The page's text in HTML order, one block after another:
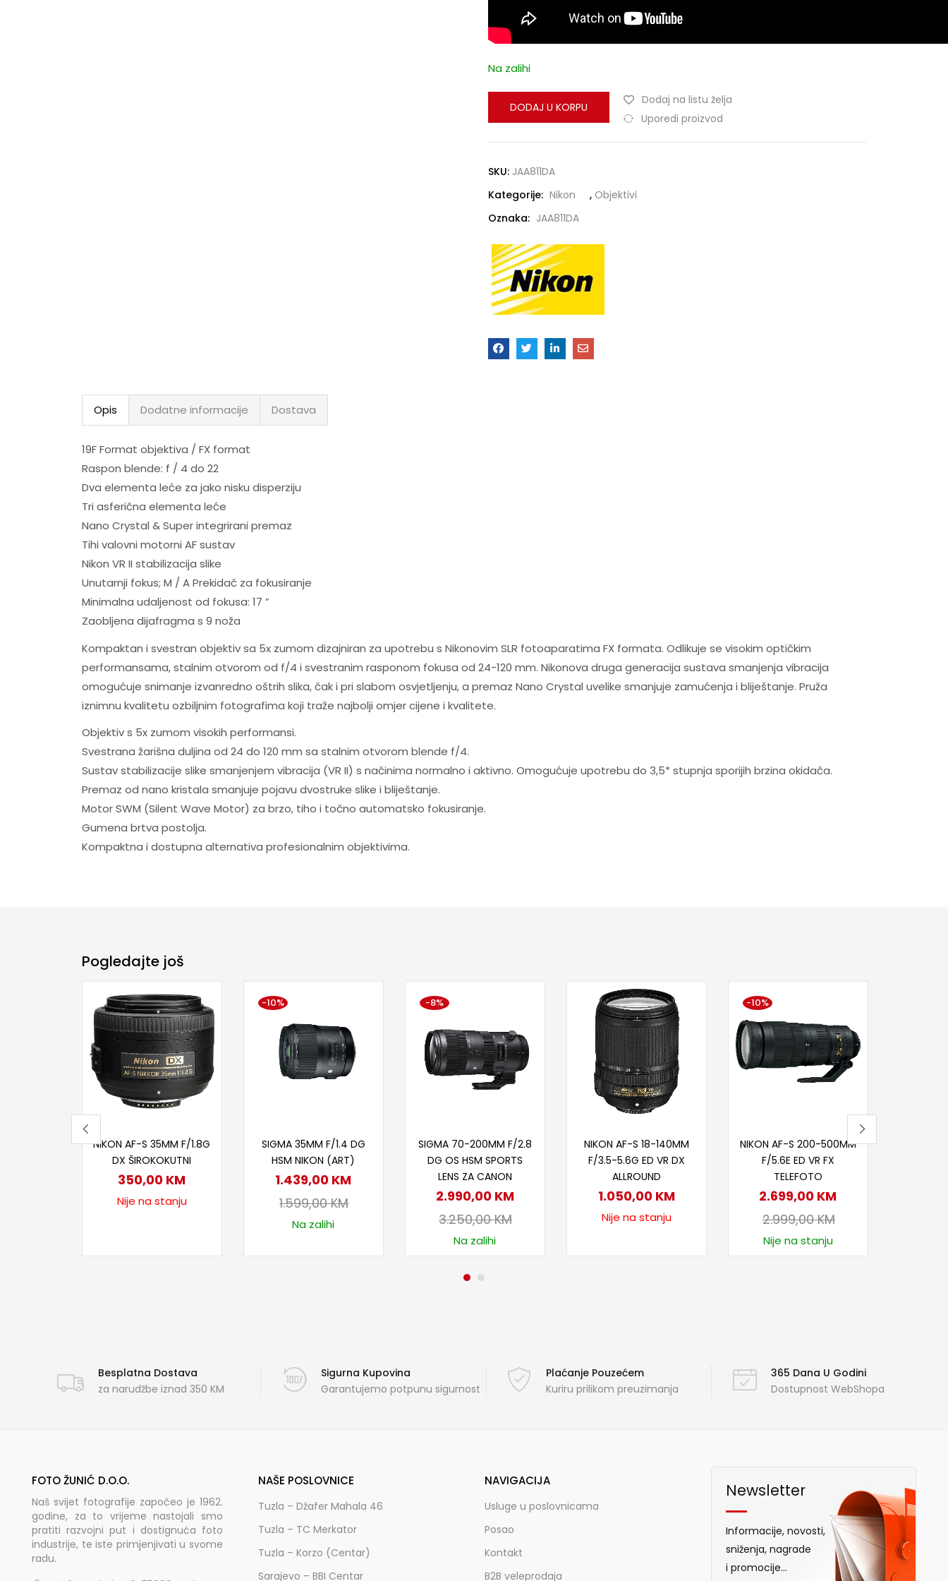
Na zalihi
DODAJ U KORPU
Dodaj na listu želja
Uporedi proizvod
SKU: JAA811DA
Kategorije: Nikon , Objektivi
Oznaka: JAA811DA
Opis Dodatne informacije Dostava
19F Format objektiva / FX format
Raspon blende: f / 4 do 22
Dva elementa leće za jako nisku disperziju
Tri asferična elementa leće
Nano Crystal & Super integrirani premaz
Tihi valovni motorni AF sustav
Nikon VR II stabilizacija slike
Unutarnji fokus; M / A Prekidač za fokusiranje
Minimalna udaljenost od fokusa: 17 ”
Zaobljena dijafragma s 9 noža
Kompaktan i svestran objektiv sa 5x zumom dizajniran za upotrebu s Nikonovim SLR fotoaparatima FX formata. Odlikuje se visokim optičkim
performansama, stalnim otvorom od f/4 i svestranim rasponom fokusa od 24-120 mm. Nikonova druga generacija sustava smanjenja vibracija
omogućuje snimanje izvanredno oštrih slika, čak i pri slabom osvjetljenju, a premaz Nano Crystal uvelike smanjuje zamućenja i bliještanje. Pruža
iznimnu kvalitetu ozbiljnim fotografima koji traže najbolji omjer cijene i kvalitete.
Objektiv s 5x zumom visokih performansi.
Svestrana žarišna duljina od 24 do 120 mm sa stalnim otvorom blende f/4.
Sustav stabilizacije slike smanjenjem vibracija (VR II) s načinima normalno i aktivno. Omogućuje upotrebu do 3,5* stupnja sporijih brzina okidača.
Premaz od nano kristala smanjuje pojavu dvostruke slike i bliještanje.
Motor SWM (Silent Wave Motor) za brzo, tiho i točno automatsko fokusiranje.
Gumena brtva postolja.
Kompaktna i dostupna alternativa profesionalnim objektivima.
Pogledajte još
NIKON AF-S 35MM F/1.8G
DX ŠIROKOKUTNI
350,00 KM
Nije na stanju
SIGMA 35MM F/1.4 DG
HSM NIKON (ART)
1.439,00 KM
1.599,00KM
-10%
Na zalihi
SIGMA 70-200MM F/2.8
DG OS HSM SPORTS
LENS ZA CANON
2.990,00 KM
3.250,00KM
-8%
Na zalihi
NIKON AF-S 18-140MM
F/3.5-5.6G ED VR DX
ALLROUND
1.050,00 KM
Nije na stanju
NIKON AF-S 200-500MM
F/5.6E ED VR FX
TELEFOTO
2.699,00 KM
2.999,00KM
-10%
Nije na stanju
Besplatna Dostava
za narudžbe iznad 350 KM
Sigurna Kupovina
Garantujemo potpunu sigurnost
Plaćanje Pouzećem
Kuriru prilikom preuzimanja
365 Dana U Godini
Dostupnost WebShopa
FOTO ŽUNIĆ D.O.O.
Naš svijet fotografije započeo je 1962.
godine, za to vrijeme nastojali smo
pratiti razvojni put i dostignuća foto
industrije, te iste primjenjivati u svome
radu.
NAŠE POSLOVNICE
Tuzla – Džafer Mahala 46
Tuzla – TC Merkator
Tuzla – Korzo (Centar)
Sarajevo – BBI Centar
NAVIGACIJA
Usluge u poslovnicama
Posao
Kontakt
B2B veleprodaja
Newsletter
Informacije, novosti,
sniženja, nagrade
i promocije...